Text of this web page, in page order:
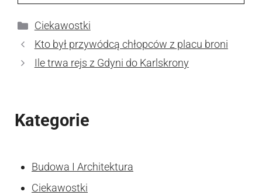
Kategorie
Ciekawostki
Kto był przywódcą chłopców z placu broni
Ile trwa rejs z Gdyni do Karlskrony
Kategorie
Budowa I Architektura
Ciekawostki